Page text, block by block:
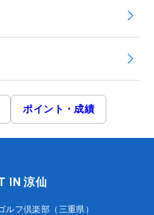
ポイント・成績
IN 涼仙
ルフ倶楽部（三重県）